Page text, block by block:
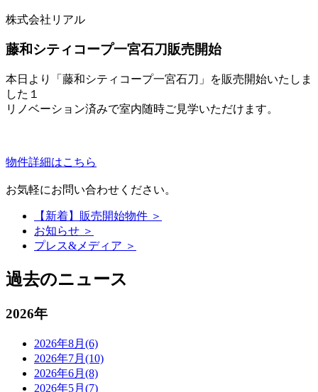
株式会社リアル
藤和シティコープ一宮石刀販売開始
本日より「藤和シティコープ一宮石刀」を販売開始いたしま
した１
リノベーション済みで室内随時ご見学いただけます。
物件詳細はこちら
お気軽にお問い合わせください。
【新着】販売開始物件 ＞
お知らせ ＞
プレス&メディア ＞
過去のニュース
2026年
2026年8月(6)
2026年7月(10)
2026年6月(8)
2026年5月(7)